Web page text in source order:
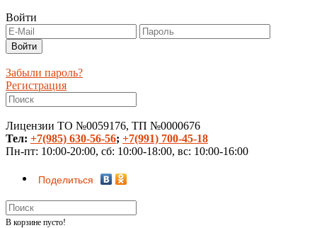
Войти
Забыли пароль?
Регистрация
Лицензии ТО №0059176, ТП №0000676
Тел: +7(985) 630-56-56; +7(991) 700-45-18
Пн-пт: 10:00-20:00, сб: 10:00-18:00, вс: 10:00-16:00
Поделиться
В корзине пусто!